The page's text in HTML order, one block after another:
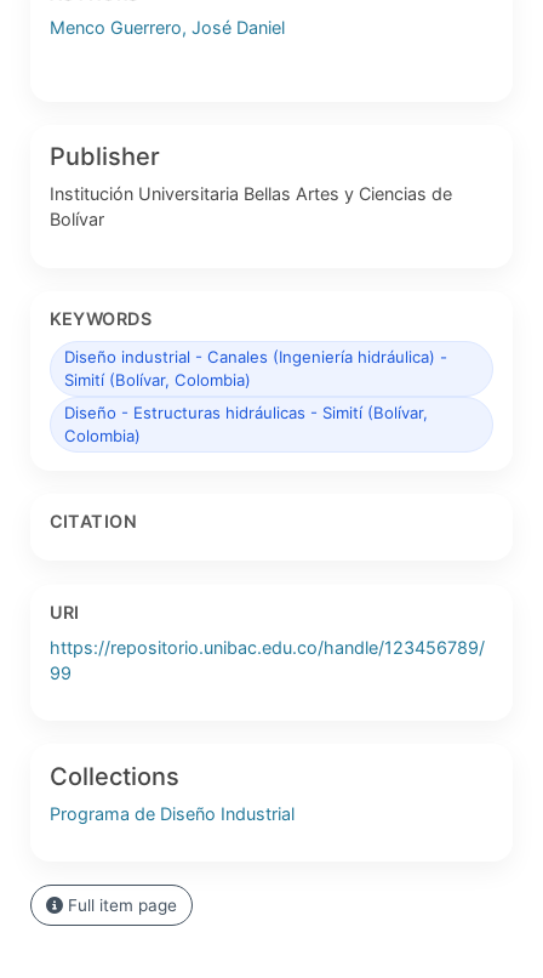
Menco Guerrero, José Daniel
Publisher
Institución Universitaria Bellas Artes y Ciencias de
Bolívar
KEYWORDS
Diseño industrial - Canales (Ingeniería hidráulica) -
Simití (Bolívar, Colombia)
Diseño - Estructuras hidráulicas - Simití (Bolívar,
Colombia)
CITATION
URI
https://repositorio.unibac.edu.co/handle/123456789/
99
Collections
Programa de Diseño Industrial
Full item page